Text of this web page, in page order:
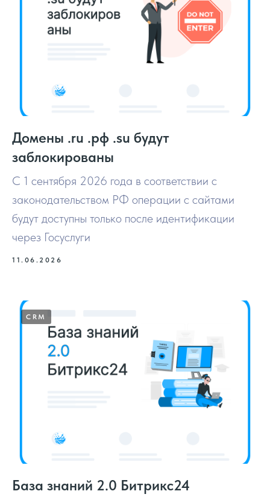
Домены .ru .рф .su будут
заблокированы
С 1 сентября 2026 года в соответствии с
законодательством РФ операции с сайтами
будут доступны только после идентификации
через Госуслуги
11.06.2026
CRM
База знаний 2.0 Битрикс24